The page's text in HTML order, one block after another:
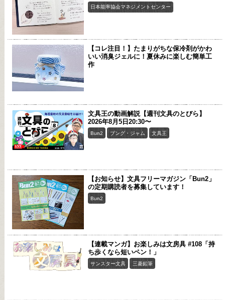
日本能率協会マネジメントセンター
【コレ注目！】たまりがちな保冷剤がかわ
いい消臭ジェルに！夏休みに楽しむ簡単工
作
文具王の動画解説【週刊文具のとびら】
2026年8月5日20:30〜
Bun2 ブング・ジャム 文具王
【お知らせ】文具フリーマガジン「Bun2」
の定期購読者を募集しています！
Bun2
【連載マンガ】お楽しみは文房具 #108「持
ち歩くなら短いペン！」
サンスター文具 三菱鉛筆